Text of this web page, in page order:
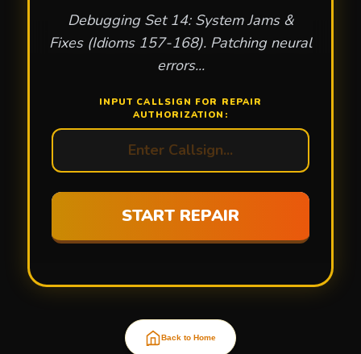
Debugging Set 14: System Jams &
Fixes (Idioms 157-168). Patching neural
errors...
INPUT CALLSIGN FOR REPAIR
AUTHORIZATION:
START REPAIR
Back to Home